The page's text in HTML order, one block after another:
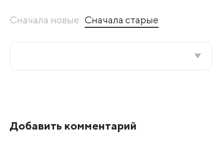
Сначала новые Сначала старые
Добавить комментарий